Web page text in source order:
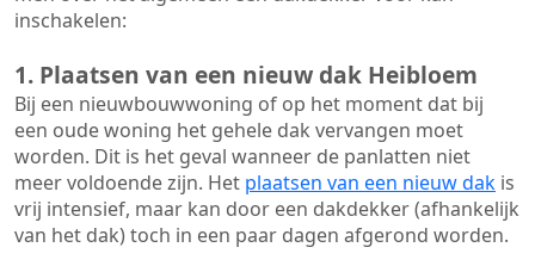
inschakelen:
1. Plaatsen van een nieuw dak Heibloem
Bij een nieuwbouwwoning of op het moment dat bij
een oude woning het gehele dak vervangen moet
worden. Dit is het geval wanneer de panlatten niet
meer voldoende zijn. Het plaatsen van een nieuw dak is
vrij intensief, maar kan door een dakdekker (afhankelijk
van het dak) toch in een paar dagen afgerond worden.